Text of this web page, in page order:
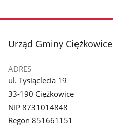
stopka
Urząd Gminy Ciężkowice
ADRES
ul. Tysiąclecia 19
33-190 Ciężkowice
NIP 8731014848
Regon 851661151